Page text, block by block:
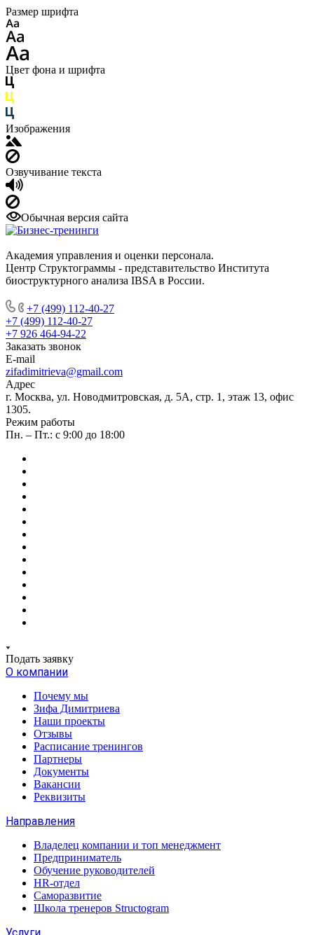
Размер шрифта
Цвет фона и шрифта
Изображения
Озвучивание текста
Обычная версия сайта
Академия управления и оценки персонала.
Центр Структограммы - представительство Института
биоструктурного анализа IBSA в России.
+7 (499) 112-40-27
+7 (499) 112-40-27
+7 926 464-94-22
Заказать звонок
E-mail
zifadimitrieva@gmail.com
Адрес
г. Москва, ул. Новодмитровская, д. 5А, стр. 1, этаж 13, офис
1305.
Режим работы
Пн. – Пт.: с 9:00 до 18:00
Подать заявку
О компании
Почему мы
Зифа Димитриева
Наши проекты
Отзывы
Расписание тренингов
Партнеры
Документы
Вакансии
Реквизиты
Направления
Владелец компании и топ менеджмент
Предприниматель
Обучение руководителей
HR-отдел
Саморазвитие
Школа тренеров Structogram